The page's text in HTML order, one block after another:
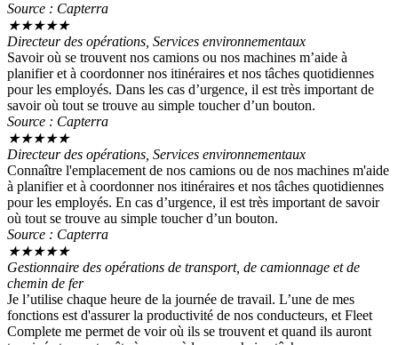
Source : Capterra
★★★★★
Directeur des opérations, Services environnementaux
Savoir où se trouvent nos camions ou nos machines m’aide à
planifier et à coordonner nos itinéraires et nos tâches quotidiennes
pour les employés. Dans les cas d’urgence, il est très important de
savoir où tout se trouve au simple toucher d’un bouton.
Source : Capterra
★★★★★
Directeur des opérations, Services environnementaux
Connaître l'emplacement de nos camions ou de nos machines m'aide
à planifier et à coordonner nos itinéraires et nos tâches quotidiennes
pour les employés. En cas d’urgence, il est très important de savoir
où tout se trouve au simple toucher d’un bouton.
Source : Capterra
★★★★★
Gestionnaire des opérations de transport, de camionnage et de
chemin de fer
Je l’utilise chaque heure de la journée de travail. L’une de mes
fonctions est d'assurer la productivité de nos conducteurs, et Fleet
Complete me permet de voir où ils se trouvent et quand ils auront